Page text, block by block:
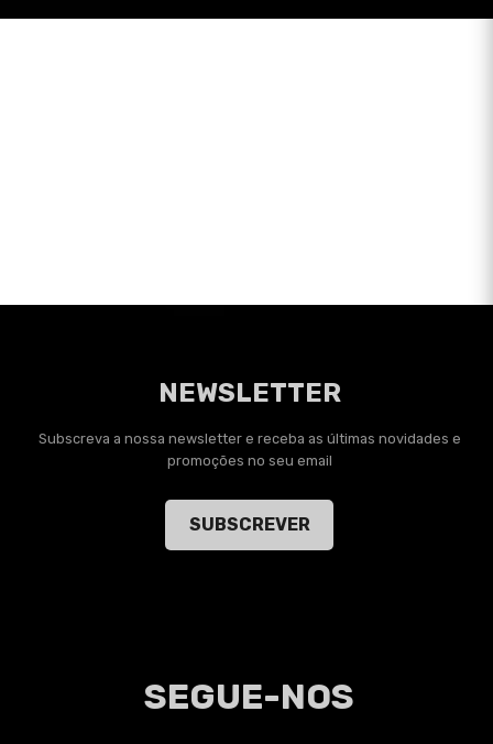
NEWSLETTER
Subscreva a nossa newsletter e receba as últimas novidades e
promoções no seu email
SUBSCREVER
SEGUE-NOS